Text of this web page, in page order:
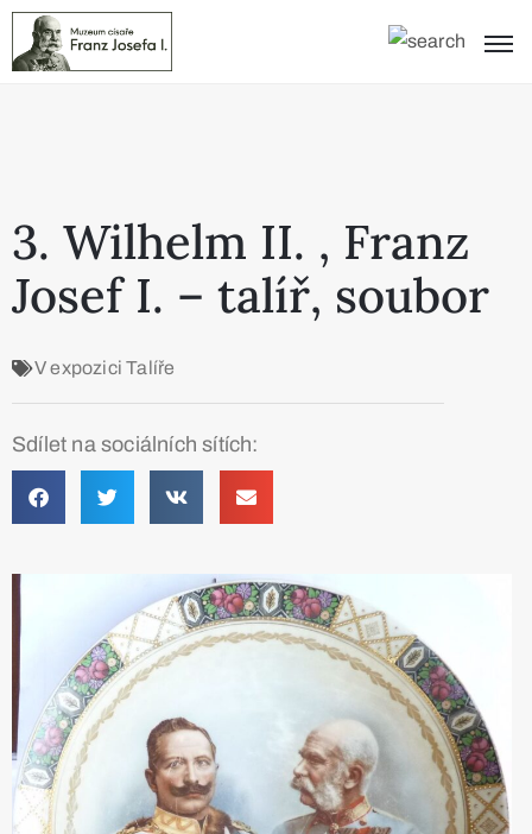
3. Wilhelm II. , Franz
Josef I. – talíř, soubor
V expozici Talíře
Sdílet na sociálních sítích: